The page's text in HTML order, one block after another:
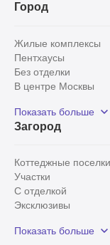
Город
Жилые комплексы
Пентхаусы
Без отделки
В центре Москвы
Рядом с парком
С панорамными
Показать больше
Загород
Коттеджные поселки
Участки
С отделкой
Эксклюзивы
Красногорский район
Показать больше